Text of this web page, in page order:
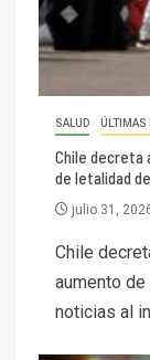
SALUD ÚLTIMAS
Chile decreta
de letalidad
julio 31,
Chile
aumento
noticias al